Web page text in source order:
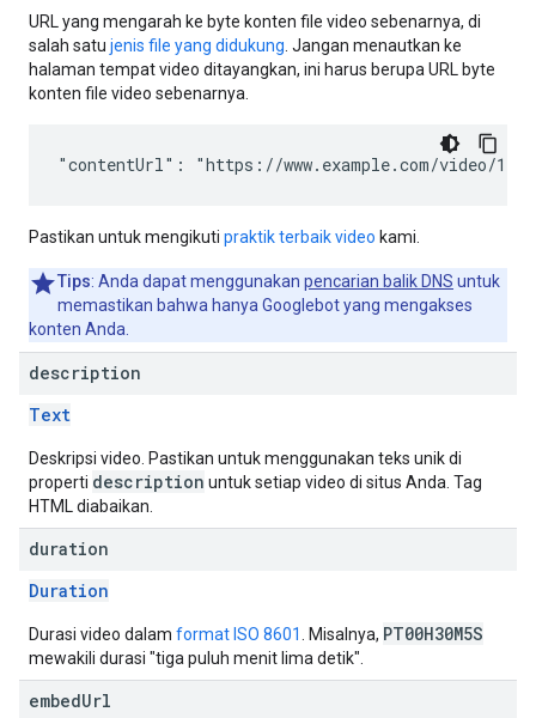
URL yang mengarah ke byte konten file video sebenarnya, di
salah satu jenis file yang didukung . Jangan menautkan ke
halaman tempat video ditayangkan, ini harus berupa URL byte
konten file video sebenarnya.
"contentUrl": "https://www.example.com/video/
Pastikan untuk mengikuti praktik terbaik video kami.
Tips: Anda dapat menggunakan pencarian balik DNS untuk
memastikan bahwa hanya Googlebot yang mengakses
konten Anda.
description
Text
Deskripsi video. Pastikan untuk menggunakan teks unik di
properti description untuk setiap video di situs Anda. Tag
HTML diabaikan.
duration
Duration
Durasi video dalam format ISO 8601 . Misalnya, PT00H30M5S
mewakili durasi "tiga puluh menit lima detik".
embedUrl